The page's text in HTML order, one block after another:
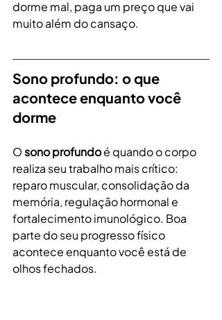
dorme mal, paga um preço que vai
muito além do cansaço.
Sono profundo: o que
acontece enquanto você
dorme
O sono profundo é quando o corpo
realiza seu trabalho mais crítico:
reparo muscular, consolidação da
memória, regulação hormonal e
fortalecimento imunológico. Boa
parte do seu progresso físico
acontece enquanto você está de
olhos fechados.